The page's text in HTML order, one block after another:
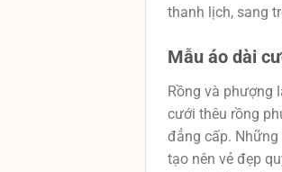
thanh lịch, sang
Mẫu áo dài
Rồng và phượng
cưới thêu rồng
đẳng cấp.
tạo nên vẻ đẹp